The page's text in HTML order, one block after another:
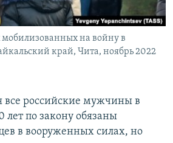
на войну в
край, Чита, ноябрь 2022
все российские мужчины в
лет по закону обязаны
в вооруженных силах, но